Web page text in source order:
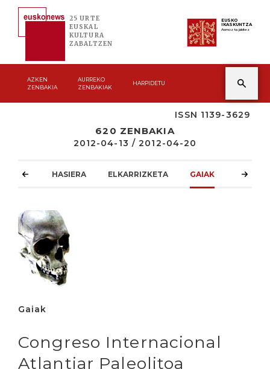
25 URTE
EUSKAL
KULTURA
ZABALTZEN
EUSKO
IKASKUNTZA
Asmoz ta jakitez
AZKEN
ZENBAKIA
AURREKO
ZENBAKIAK
HARPIDETU
ISSN 1139-3629
620 ZENBAKIA
2012-04-13 / 2012-04-20
HASIERA ELKARRIZKETA GAIAK
Gaiak
Congreso Internacional
Atlantiar Paleolitoa